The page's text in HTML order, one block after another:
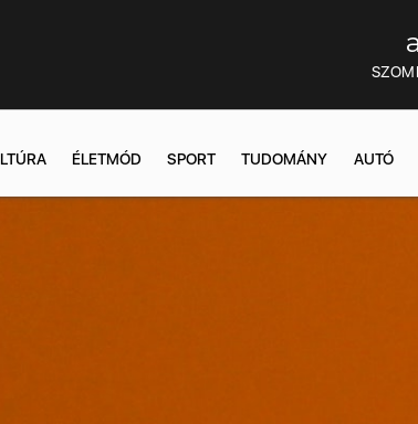
ÉLETMÓD SPORT TUDOMÁNY AUTÓ